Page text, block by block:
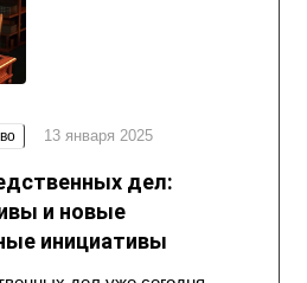
13 января 2025
дел:
и новые
инициативы